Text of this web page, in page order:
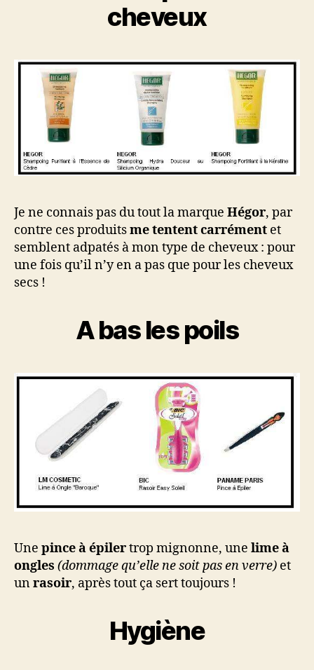
cheveux
Je ne connais pas du tout la marque Hégor, par
contre ces produitsme tentent carrément et
semblent adpatés à mon type de cheveux : pour
une fois qu’il n’y en a pas que pour les cheveux
secs !
A bas les poils
Une pince à épilertrop mignonne, une lime à
ongles (dommage qu’elle ne soit pas en verre) et
unrasoir, après tout ça sert toujours !
Hygiène